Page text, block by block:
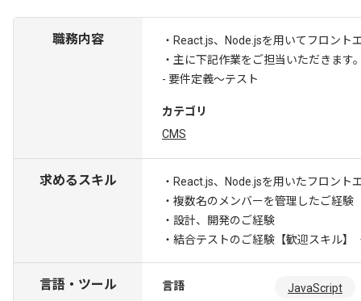
職務内容
・React.js、Node.jsを用いてフロン
・主に下記作業をご担当いただきます
- 要件定義～テスト
カテゴリ
CMS
求めるスキル
・React.js、Node.jsを用いたフロント
・複数名のメンバーを管理したご経験
・設計、開発のご経験
・結合テストのご経験 【歓迎スキル
言語・ツール 言語 JavaScript